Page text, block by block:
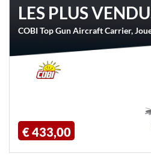
LES PLUS
COBI Top Gun Aircraft Carrier,
€ 433,00